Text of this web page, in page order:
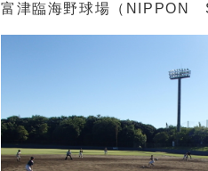
富津臨海野球場（NIPPON